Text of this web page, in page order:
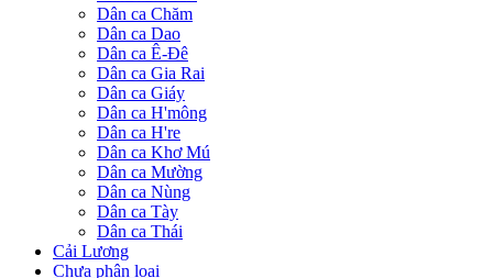
Dân ca Chăm
Dân ca Dao
Dân ca Ê-Đê
Dân ca Gia Rai
Dân ca Giáy
Dân ca H'mông
Dân ca H're
Dân ca Khơ Mú
Dân ca Mường
Dân ca Nùng
Dân ca Tày
Dân ca Thái
Cải Lương
Chưa phân loại